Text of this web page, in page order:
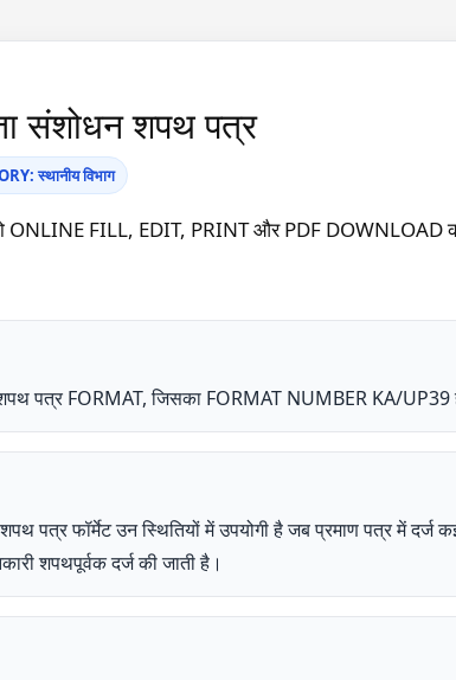
संशोधन शपथ पत्र
स्थानीय विभाग
ONLINE FILL, EDIT, PRINT और PDF
शपथ पत्र FORMAT, जिसका FORMAT NUMBER KA/UP39
पत्र फॉर्मेट उन स्थितियों में उपयोगी है जब प्रमाण पत्र में दर्ज
शपथपूर्वक दर्ज की जाती है।